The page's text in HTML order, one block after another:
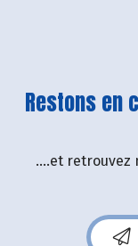
Restons en
....et retrouvez